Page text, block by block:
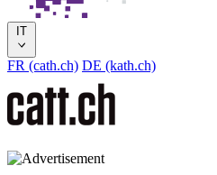
IT
FR (cath.ch) DE (kath.ch)